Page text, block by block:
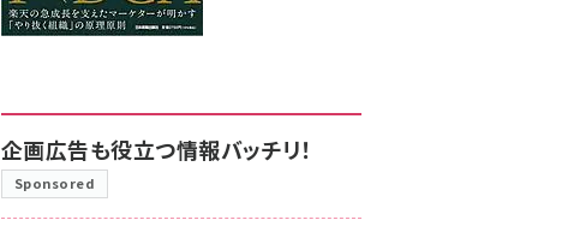
企画広告も役立つ情報バッチリ！
Sponsored